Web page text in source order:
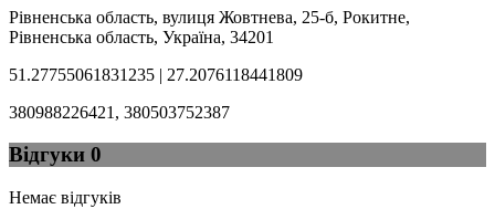
Рівненська область, вулиця Жовтнева, 25-б, Рокитне,
Рівненська область, Україна, 34201
51.27755061831235 | 27.2076118441809
380988226421, 380503752387
Відгуки 0
Немає відгуків